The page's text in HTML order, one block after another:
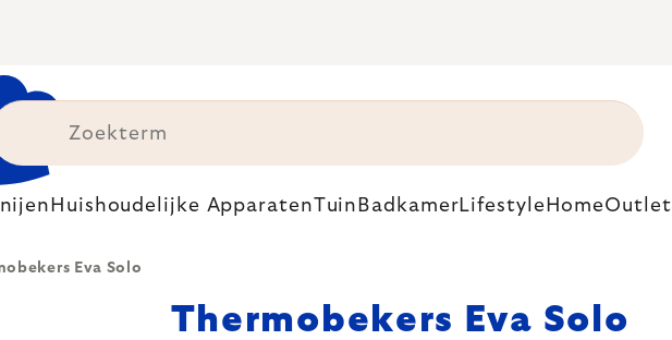
Huishoudelijke ApparatenTuin BadkamerLifestyle HomeOutlet
Eva Solo
Thermobekers Eva Solo